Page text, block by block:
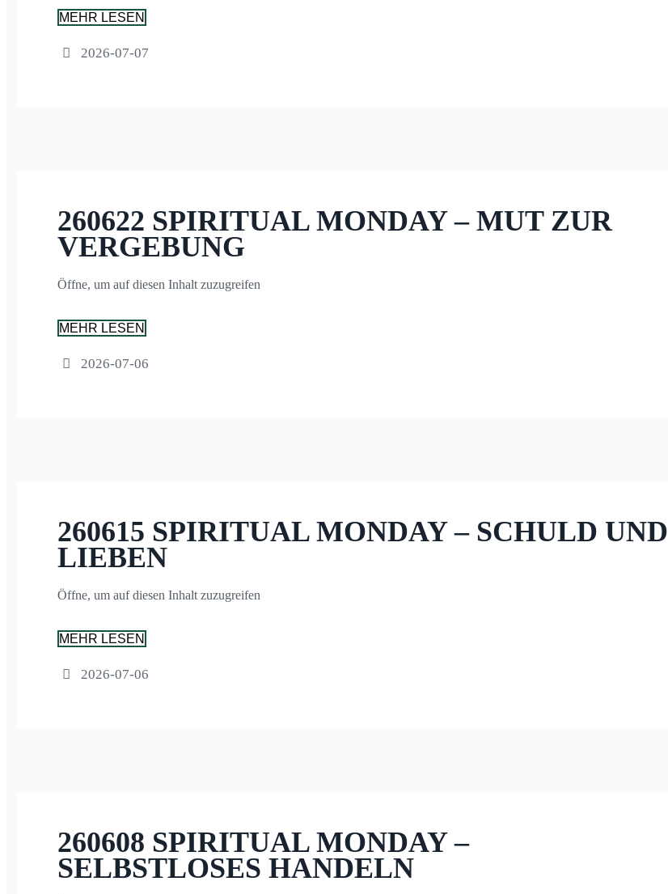
MEHR LESEN
2026-07-07
260622 SPIRITUAL MONDAY – MUT ZUR
VERGEBUNG
Öffne, um auf diesen Inhalt zuzugreifen
MEHR LESEN
2026-07-06
260615 SPIRITUAL MONDAY – SCHULD UND
LIEBEN
Öffne, um auf diesen Inhalt zuzugreifen
MEHR LESEN
2026-07-06
260608 SPIRITUAL MONDAY –
SELBSTLOSES HANDELN